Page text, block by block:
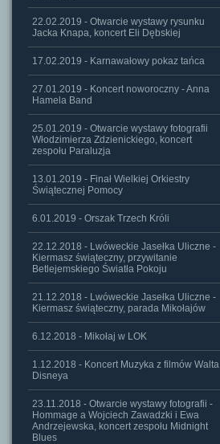
22.02.2019 - Otwarcie wystawy rysunku
Jacka Knapa, koncert Eli Dębskiej
17.02.2019 - Karnawałowy pokaz tańca
27.01.2019 - Koncert noworoczny - Anna
Hamela Band
25.01.2019 - Otwarcie wystawy fotografii
Włodzimierza Zdzienickiego, koncert
zespołu Paraluzja
13.01.2019 - Finał Wielkiej Orkiestry
Świątecznej Pomocy
6.01.2019 - Orszak Trzech Króli
22.12.2018 - Lwóweckie Jasełka Uliczne -
Kiermasz świąteczny, przywitanie
Betlejemskiego Światła Pokoju
21.12.2018 - Lwóweckie Jasełka Uliczne -
Kiermasz świąteczny, parada Mikołajów
6.12.2018 - Mikołaj w LOK
1.12.2018 - Koncert Muzyka z filmów Walta
Disneya
23.11.2018 - Otwarcie wystawy fotografii -
Hommage a Wojciech Zawadzki i Ewa
Andrzejewska, koncert zespołu Midnight
Blues